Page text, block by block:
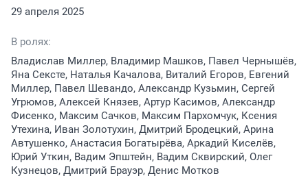
29 апреля 2025
В ролях:
Владислав Миллер, Владимир Машков, Павел Чернышёв,
Яна Сексте, Наталья Качалова, Виталий Егоров, Евгений
Миллер, Павел Шевандо, Александр Кузьмин, Сергей
Угрюмов, Алексей Князев, Артур Касимов, Александр
Фисенко, Максим Сачков, Максим Пархомчук, Ксения
Утехина, Иван Золотухин, Дмитрий Бродецкий, Арина
Автушенко, Анастасия Богатырёва, Аркадий Киселёв,
Юрий Уткин, Вадим Эпштейн, Вадим Сквирский, Олег
Кузнецов, Дмитрий Брауэр, Денис Мотков